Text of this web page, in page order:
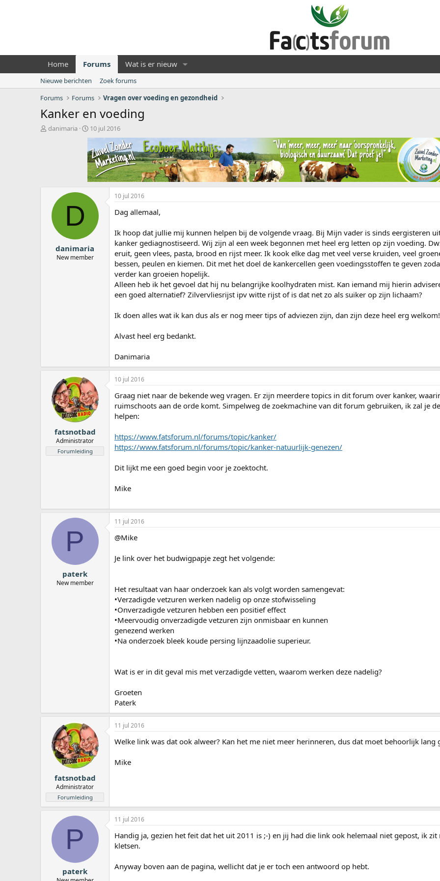
Home Forums Wat is er nieuw
Nieuwe berichten
Zoek forums
Forums
Forums Vragen over voeding en gezondheid
Kanker en voeding
O
danimaria
S
t
r
t
d
a
u
10 jul 2016
D
danimaria
New member
10 jul 2016
Dag allemaal,
Ik hoop dat jullie mij kunnen helpen bij de volgende vraag. Bij Mijn vader is sinds eergisteren
kanker gediagnostiseerd. Wij zijn al een week begonnen met heel erg letten op zijn voeding.
eruit, geen vlees, pasta, brood en rijst meer. Ik kook elke dag met veel verse kruiden, veel
bessen, peulen en kiemen. Dit met het doel de kankercellen geen voedingsstoffen te geven
verder kan groeien hopelijk.
Alleen heb ik het gevoel dat hij nu belangrijke koolhydraten mist. Kan iemand mij hierin
een goed alternatief? Zilvervliesrijst ipv witte rijst of is dat net zo als suiker op zijn lichaam?
Ik doen alles wat ik kan dus als er nog meer tips of adviezen zijn, dan zijn deze heel erg welkom!
Alvast heel erg bedankt.
Danimaria
fatsnotbad
Administrator
Forumleiding
10 jul 2016
Graag niet naar de bekende weg vragen. Er zijn meerdere topics in dit forum over kanker,
ruimschoots aan de orde komt. Simpelweg de zoekmachine van dit forum gebruiken, ik zal je
helpen:
https://www.fatsforum.nl/forums/topic/kanker/
https://www.fatsforum.nl/forums/topic/kanker-natuurlijk-genezen/
Dit lijkt me een goed begin voor je zoektocht.
Mike
P
paterk
New member
11 jul 2016
@Mike
Je link over het budwigpapje zegt het volgende:
Het resultaat van haar onderzoek kan als volgt worden samengevat:
•Verzadigde vetzuren werken nadelig op onze stofwisseling
•Onverzadigde vetzuren hebben een positief effect
•Meervoudig onverzadigde vetzuren zijn onmisbaar en kunnen
genezend werken
•Na onderzoek bleek koude persing lijnzaadolie superieur.
Wat is er in dit geval mis met verzadigde vetten, waarom werken deze nadelig?
Groeten
Paterk
fatsnotbad
Administrator
Forumleiding
11 jul 2016
Welke link was dat ook alweer? Kan het me niet meer herinneren, dus dat moet behoorlijk lang
Mike
P
paterk
11 jul 2016
Handig ja, gezien het feit dat het uit 2011 is ;-) en jij had die link ook helemaal niet gepost, ik zit
kletsen.
Anyway boven aan de pagina, wellicht dat je er toch een antwoord op hebt.